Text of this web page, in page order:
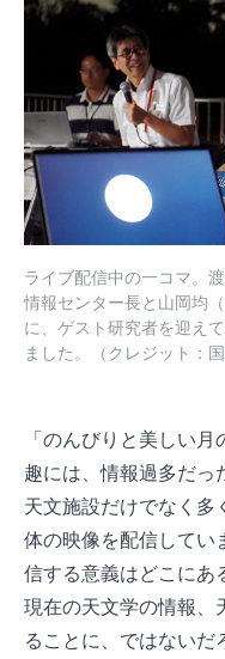
ライブ配信中の一コマ。
情報センター長と山岡均
に、ゲスト研究者を迎え
ました。（クレジット：国
「のんびりと美しい
趣には、情報過多だっ
天文施設だけでなく多
体の映像を配信してい
信する意義はどこに
現在の天文学の情報、
ることに、ではないだ